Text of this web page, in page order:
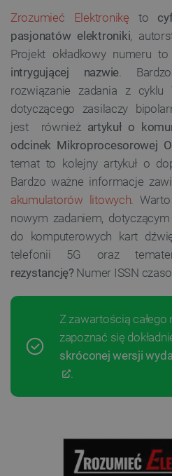
Zrozumieć Elektronikę to
pasjonatów elektroniki,
Projekt okładkowy numeru to
intrygującej nazwie.
rozwiązanie zadania z cyklu
dotyczącego zasilaczy
jest również artykuł o
odcinek Mikroprocesorowej
temat to kolejny artykuł o
Bardzo ważne informacje
akumulatorów litowych.
nowym zadaniem,
do komputerowych kart
telefonii 5G oraz
rezystancję?Numer ISSN
Z zawartością całego
zapoznać się
skróconej wersji
.